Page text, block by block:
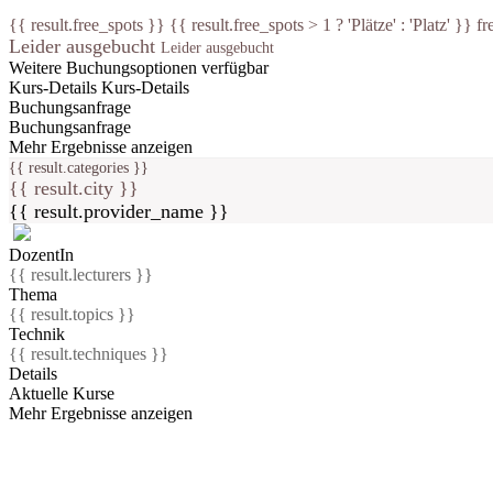
{{ result.free_spots }} {{ result.free_spots > 1 ? 'Plätze' : 'Platz' }}
Leider ausgebucht Leider ausgebucht
Weitere Buchungsoptionen verfügbar
Kurs-Details Kurs-Details
Buchungsanfrage
Buchungsanfrage
Mehr Ergebnisse anzeigen
{{ result.categories }}
{{ result.city }}
{{ result.provider_name }}
DozentIn
{{ result.lecturers }}
Thema
{{ result.topics }}
Technik
{{ result.techniques }}
Details
Aktuelle Kurse
Mehr Ergebnisse anzeigen